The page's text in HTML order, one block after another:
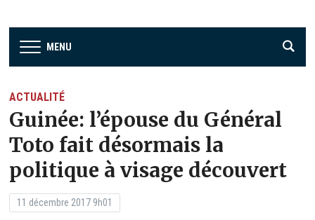
MENU
ACTUALITÉ
Guinée: l’épouse du Général
Toto fait désormais la
politique à visage découvert
11 décembre 2017 9h01